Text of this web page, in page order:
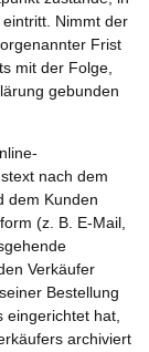
Nimmt der
Frist
mit der Folge,
gebunden
nach dem
dem Kunden
(z. B. E-Mail,
Verkäufer
Bestellung
eingerichtet hat,
archiviert